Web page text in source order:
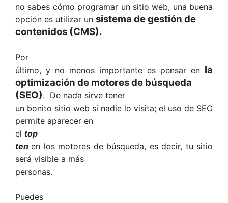
no sabes cómo programar un sitio web, una buena
opción es utilizar un sistema de gestión de
contenidos (CMS).
Por
último, y no menos importante es pensar en la
optimización de motores de búsqueda
(SEO). De nada sirve tener
un bonito sitio web si nadie lo visita; el uso de SEO
permite aparecer en
el top
tenen los motores de búsqueda, es decir, tu sitio
será visible a más
personas.
Puedes